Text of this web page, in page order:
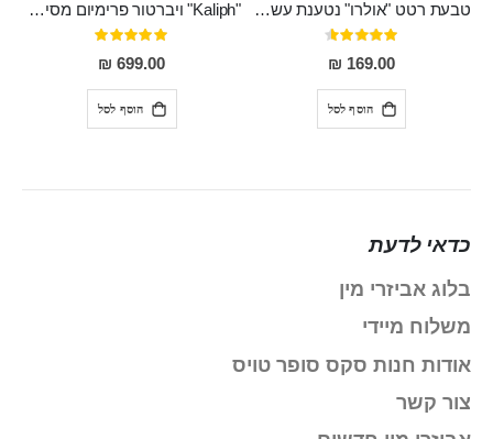
טבעת רטט "אולרו" נטענת עשויה סיליקון רפואי עם רטט חזק ומטריף חושים
דירוג:
91%
169.00 ₪
הוסף לסל
"Kaliph" ויברטור פרימיום מסיליקון רפואי , נטען, שקט במיוחד, מסתובב ומתפתל, שמנמן עם חדירה 14 סמ
דירוג:
100%
699.00 ₪
הוסף לסל
כדאי לדעת
בלוג אביזרי מין
משלוח מיידי
אודות חנות סקס סופר טויס
צור קשר